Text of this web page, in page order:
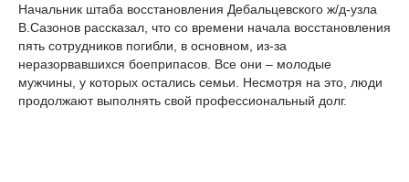
Начальник штаба восстановления Дебальцевского ж/д-узла
В.Сазонов рассказал, что со времени начала восстановления
пять сотрудников погибли, в основном, из-за
неразорвавшихся боеприпасов. Все они – молодые
мужчины, у которых остались семьи. Несмотря на это, люди
продолжают выполнять свой профессиональный долг.